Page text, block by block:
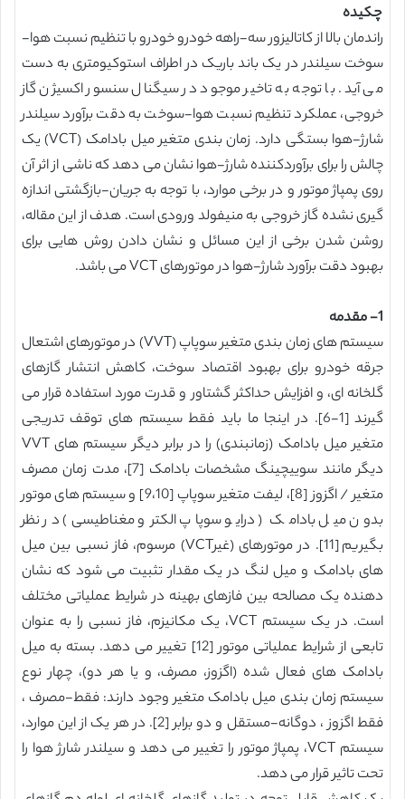
چکیده
راندمان بالا از کاتالیزور سه-راهه خودرو خودرو با تنظیم نسبت هوا-
سوخت سیلندر در یک باند باریک در اطراف استوکیومتری به دست
می آید. با توجه به تاخیر موجود در سیگنال سنسور اکسیژن گاز
خروجی، عملکرد تنظیم نسبت هوا-سوخت به دقت برآورد سیلندر
شارژ-هوا بستگی دارد. زمان بندی متغیر میل بادامک (VCT) یک
چالش را برای برآوردکننده شارژ-هوا نشان می دهد که ناشی از اثر آن
روی پمپاژ موتور و در برخی موارد، با توجه به جریان-بازگشتی اندازه
گیری نشده گاز خروجی به منیفولد ورودی است. هدف از این مقاله،
روشن شدن برخی از این مسائل و نشان دادن روش هایی برای
بهبود دقت برآورد شارژ-هوا در موتورهای VCT می باشد.
1- مقدمه
سیستم های زمان بندی متغیر سوپاپ (VVT) در موتورهای اشتعال
جرقه خودرو برای بهبود اقتصاد سوخت، کاهش انتشار گازهای
گلخانه ای، و افزایش حداکثر گشتاور و قدرت مورد استفاده قرار می
گیرند [1-6]. در اینجا ما باید فقط سیستم های توقف تدریجی
متغیر میل بادامک (زمانبندی) را در برابر دیگر سیستم های VVT
دیگر مانند سوییچینگ مشخصات بادامک [7]، مدت زمان مصرف
متغیر / اگزوز [8]، لیفت متغیر سوپاپ [9،10] و سیستم های موتور
بدون میل بادامک ( درایو سوپاپ الکترو مغناطیسی) در نظر
بگیریم [11]. در موتورهای (غیرVCT) مرسوم، فاز نسبی بین میل
های بادامک و میل لنگ در یک مقدار تثبیت می شود که نشان
دهنده یک مصالحه بین فازهای بهینه در شرایط عملیاتی مختلف
است. در یک سیستم VCT، یک مکانیزم، فاز نسبی را به عنوان
تابعی از شرایط عملیاتی موتور [12] تغییر می دهد. بسته به میل
بادامک های فعال شده (اگزوز، مصرف، و یا هر دو)، چهار نوع
سیستم زمان بندی میل بادامک متغیر وجود دارند: فقط-مصرف ،
فقط اگزوز ، دوگانه-مستقل و دو برابر [2]. در هر یک از این موارد،
سیستم VCT، پمپاژ موتور را تغییر می دهد و سیلندر شارژ هوا را
تحت تاثیر قرار می دهد.